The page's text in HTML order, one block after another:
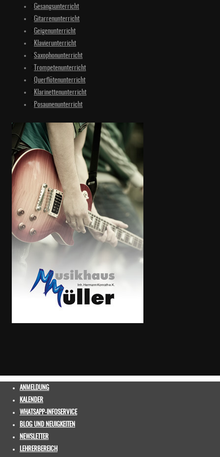
Gesangsunterricht
Gitarrenunterricht
Geigenunterricht
Klavierunterricht
Saxophonunterricht
Trompetenunterricht
Querflötenunterricht
Klarinettenunterricht
Posaunenunterricht
ANMELDUNG
KALENDER
WHATSAPP-INFOSERVICE
BLOG UND NEUIGKEITEN
NEWSLETTER
LEHRERBEREICH